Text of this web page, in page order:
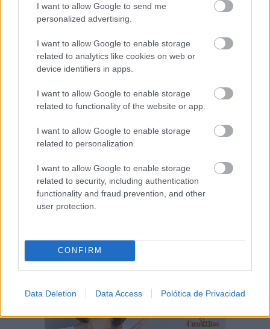
I want to allow Google to send me
personalized advertising.
I want to allow Google to enable storage
related to analytics like cookies on web or
device identifiers in apps.
I want to allow Google to enable storage
related to functionality of the website or app.
I want to allow Google to enable storage
related to personalization.
I want to allow Google to enable storage
related to security, including authentication
functionality and fraud prevention, and other
user protection.
CONFIRM
Data Deletion Data Access Polótica de Privacidad